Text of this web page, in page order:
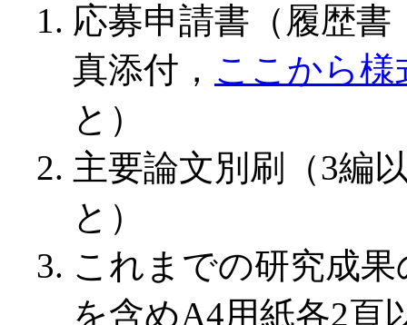
応募申請書（履歴
真添付， ここから様
と）
主要論文別刷（3編
と）
これまでの研究成
を含めA4用紙各2頁